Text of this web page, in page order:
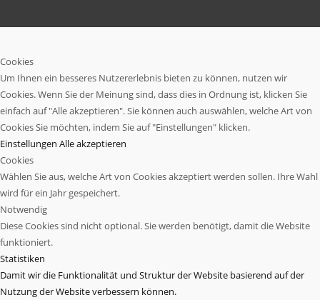
Cookies
Um Ihnen ein besseres Nutzererlebnis bieten zu können, nutzen wir
Cookies. Wenn Sie der Meinung sind, dass dies in Ordnung ist, klicken Sie
einfach auf "Alle akzeptieren". Sie können auch auswählen, welche Art von
Cookies Sie möchten, indem Sie auf "Einstellungen" klicken.
Einstellungen Alle akzeptieren
Cookies
Wählen Sie aus, welche Art von Cookies akzeptiert werden sollen. Ihre Wahl
wird für ein Jahr gespeichert.
Notwendig
Diese Cookies sind nicht optional. Sie werden benötigt, damit die Website
funktioniert.
Statistiken
Damit wir die Funktionalität und Struktur der Website basierend auf der
Nutzung der Website verbessern können.